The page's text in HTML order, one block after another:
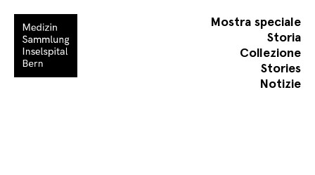
Mostra speciale
Storia
Collezione
Stories
Notizie